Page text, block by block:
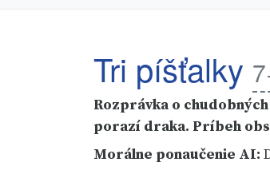
Tri píšťalky
Rozprávka o
porazí draka. Príbeh
Morálne ponaučenie AI: